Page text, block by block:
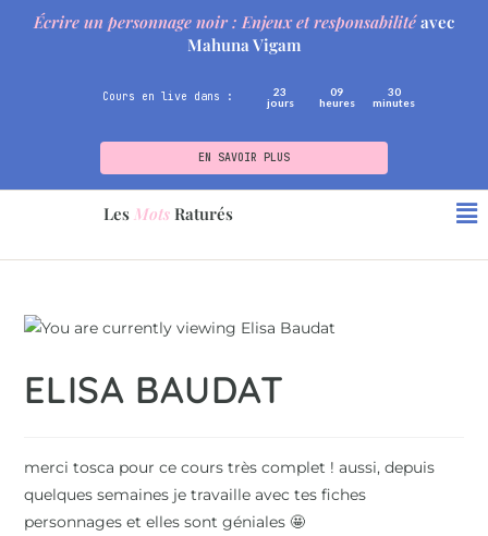
Écrire un personnage noir : Enjeux et responsabilitéavec
Mahuna Vigam
Cours en live dans :
23
jours
09
heures
30
minutes
EN SAVOIR PLUS
Les Mots Raturés
ELISA BAUDAT
merci tosca pour ce cours très complet ! aussi, depuis
quelques semaines je travaille avec tes fiches
personnages et elles sont géniales 🤩